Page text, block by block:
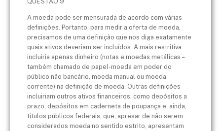
A moeda pode ser mensurada de acordo com várias
definições. Portanto, para medir a oferta de moeda,
precisamos de uma definição que nos diga exatamente
quais ativos deveriam ser incluídos. A mais restritiva
incluiria apenas dinheiro (notas e moedas metálicas –
também chamado de papel-moeda em poder do
público não bancário, moeda manual ou moeda
corrente) na definição de moeda. Outras definições
incluiriam outros ativos financeiros, como depósitos a
prazo, depósitos em caderneta de poupança e, ainda,
títulos públicos federais, que, apresar de não serem
considerados moeda no sentido estrito, apresentam